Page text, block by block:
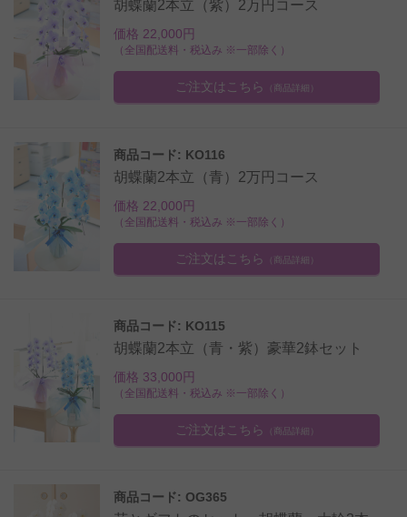
胡蝶蘭2本立（紫）2万円コース
価格 22,000円
（全国配送料・税込み ※一部除く）
ご注文はこちら （商品詳細）
商品コード: KO116
胡蝶蘭2本立（青）2万円コース
価格 22,000円
（全国配送料・税込み ※一部除く）
ご注文はこちら （商品詳細）
商品コード: KO115
胡蝶蘭2本立（青・紫）豪華2鉢セット
価格 33,000円
（全国配送料・税込み ※一部除く）
ご注文はこちら （商品詳細）
商品コード: OG365